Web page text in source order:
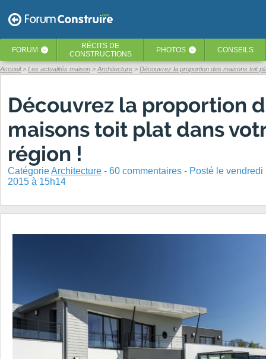
FORUM ‹ RÉCITS DE
CONSTRUCTIONS
PHOTOS ‹ CONSEILS
Accueil Les actualités maison Architecture Découvrez la proportion des maisons toit
Découvrez la proportion
maisons toit plat dans
région !
CatégorieArchitecture - 60 commentaires - Posté le
2015 à 15h14